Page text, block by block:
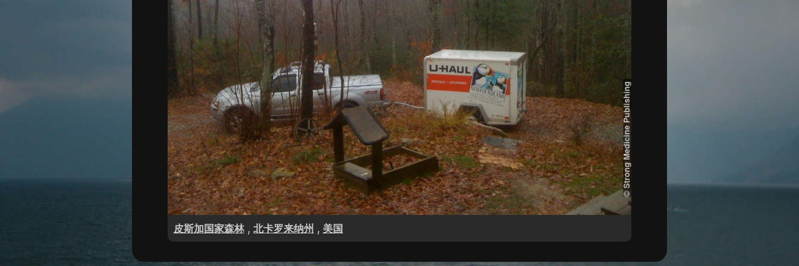
皮斯加国家森林 , 北卡罗来纳州 , 美国